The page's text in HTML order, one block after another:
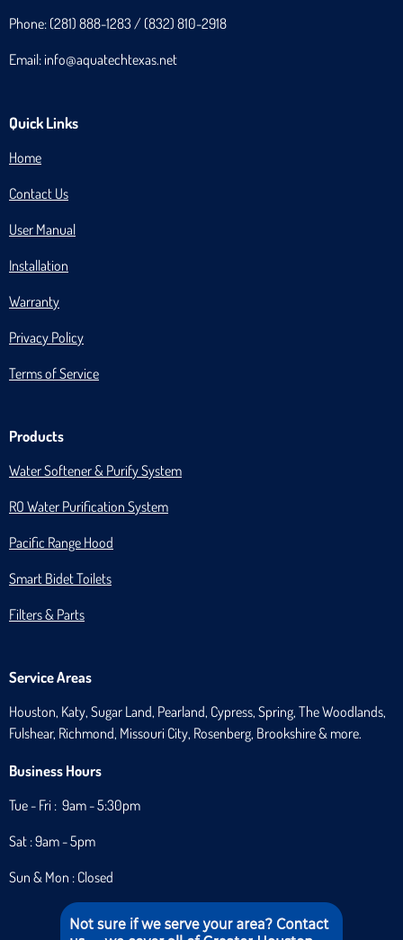
O
R
M
E
T
Phone: (281) 888-1283 / (832) 810-2918
Email: info@aquatechtexas.net
Quick Links
Home
Contact Us
User Manual
Installation
Warranty
Privacy Policy
Terms of Service
Products
Water Softener & Purify System
RO Water Purification System
Pacific Range Hood
Smart Bidet Toilets
Filters & Parts
Service Areas
Houston, Katy, Sugar Land, Pearland, Cypress, Spring, The Woodlands,
Fulshear, Richmond, Missouri City, Rosenberg, Brookshire & more.
Business Hours
Tue - Fri : 9am - 5:30pm
Sat : 9am - 5pm
Sun & Mon : Closed